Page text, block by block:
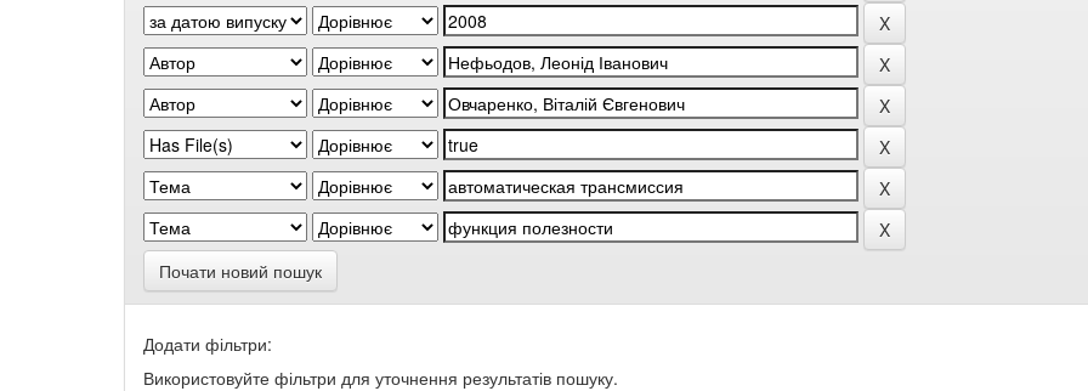
Почати новий пошук
Додати фільтри:
Використовуйте фільтри для уточнення результатів пошуку.